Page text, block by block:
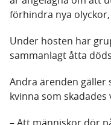
förhindra nya
Under hösten har
sammanlagt åtta
Andra ärenden gäller
kvinna som